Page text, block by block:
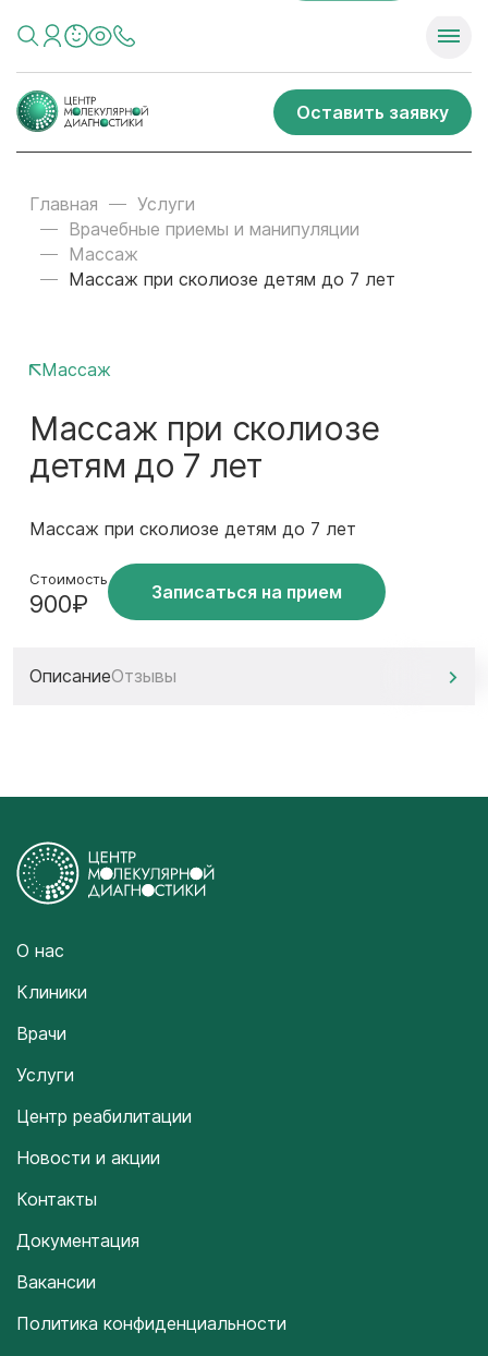
Оставить заявку
Главная
Услуги
Врачебные приемы и манипуляции
Массаж
Массаж при сколиозе детям до 7 лет
Массаж
Массаж при сколиозе
детям до 7 лет
Массаж при сколиозе детям до 7 лет
Стоимость
900₽ Записаться на прием
ОписаниеОтзывы
О нас
Клиники
Врачи
Услуги
Центр реабилитации
Новости и акции
Контакты
Документация
Вакансии
Политика конфиденциальности